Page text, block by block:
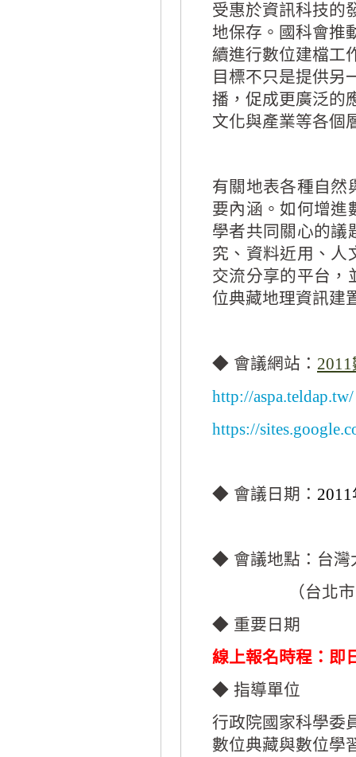
受惠於資訊科技的
地保存。國科會推
續進行數位建檔工
目標不只是提供另
播，促成更廣泛的
文化與產業等各個
有關地表各種自然
要內涵。如何增進
學者共同關心的議
究、資料近用、人
交流分享的平台，
位典藏地理資訊建
◆ 會議網站： 2011
http://aspa.teldap.tw/
https://
◆ 會議日期： 2011
◆ 會議地點：台灣
（台北
◆ 重要日期
線上報名時程：即
◆ 指導單位
行政院國家科學委
數位典藏與數位學